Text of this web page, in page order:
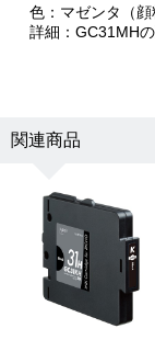
色：マゼンタ（顔
詳細：GC31MH
関連商品